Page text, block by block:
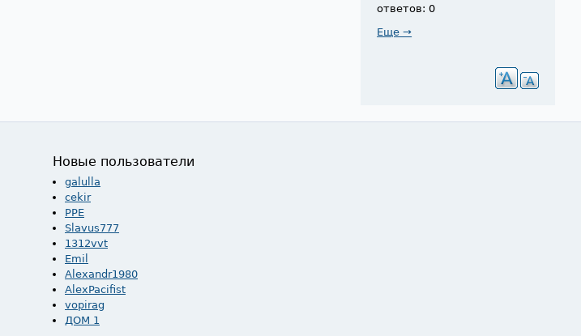
ответов: 0
Еще →
Новые пользователи
galulla
cekir
PPE
Slavus777
1312vvt
Emil
Alexandr1980
AlexPacifist
vopirag
ДОМ 1